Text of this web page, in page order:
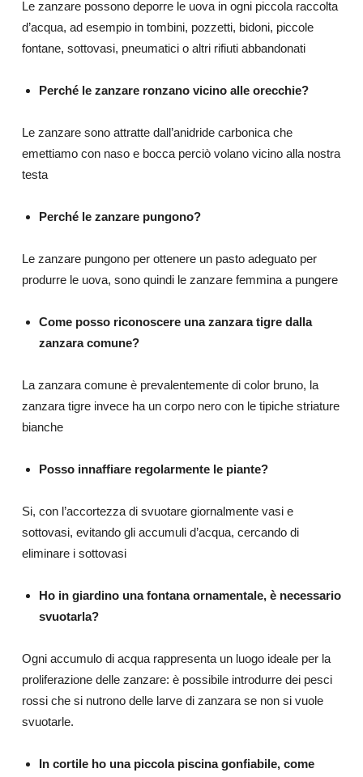
Le zanzare possono deporre le uova in ogni piccola raccolta
d’acqua, ad esempio in tombini, pozzetti, bidoni, piccole
fontane, sottovasi, pneumatici o altri rifiuti abbandonati
Perché le zanzare ronzano vicino alle orecchie?
Le zanzare sono attratte dall’anidride carbonica che
emettiamo con naso e bocca perciò volano vicino alla nostra
testa
Perché le zanzare pungono?
Le zanzare pungono per ottenere un pasto adeguato per
produrre le uova, sono quindi le zanzare femmina a pungere
Come posso riconoscere una zanzara tigre dalla
zanzara comune?
La zanzara comune è prevalentemente di color bruno, la
zanzara tigre invece ha un corpo nero con le tipiche striature
bianche
Posso innaffiare regolarmente le piante?
Si, con l’accortezza di svuotare giornalmente vasi e
sottovasi, evitando gli accumuli d’acqua, cercando di
eliminare i sottovasi
Ho in giardino una fontana ornamentale, è necessario
svuotarla?
Ogni accumulo di acqua rappresenta un luogo ideale per la
proliferazione delle zanzare: è possibile introdurre dei pesci
rossi che si nutrono delle larve di zanzara se non si vuole
svuotarle.
In cortile ho una piccola piscina gonfiabile, come